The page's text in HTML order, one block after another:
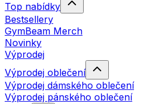
Top nabídky
Bestsellery
GymBeam Merch
Novinky
Výprodej
Výprodej oblečení
Výprodej dámského oblečení
Výprodej pánského oblečení